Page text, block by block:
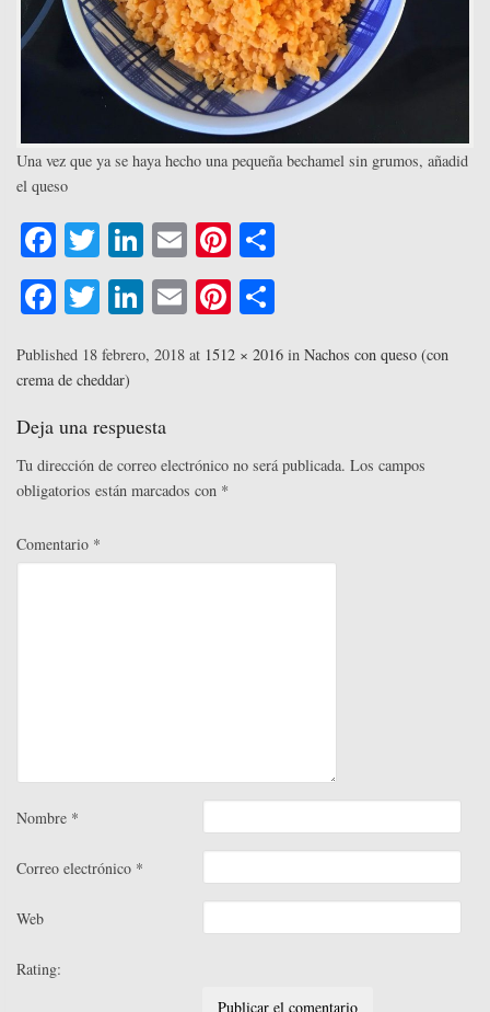
Una vez que ya se haya hecho una pequeña bechamel sin grumos, añadid
el queso
Fa
ce
bo
ok
T
wi
tte
r
Li
nk
ed
In
E
m
ail
Pi
nt
er
es pa
Fa
bo
ok
T
tte
r
Li
ed
E
ail
Pi
er m
r
Published 18 febrero, 2018 at 1512 × 2016 in Nachos con queso (con
crema de cheddar)
Deja una respuesta
Tu dirección de correo electrónico no será publicada. Los campos
obligatorios están marcados con *
Comentario *
Nombre *
Correo electrónico *
Web
Rating: